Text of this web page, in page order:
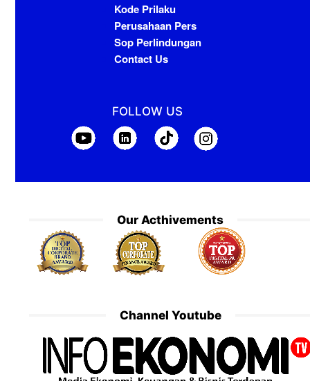
Kode Prilaku
Perusahaan Pers
Sop Perlindungan
Contact Us
FOLLOW US
Our Acthivements
Channel Youtube